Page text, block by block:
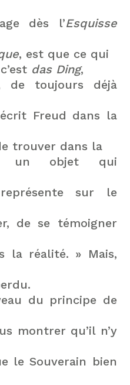
dès l’Esquisse
, est que ce qui
das Ding,
de toujours déjà
Freud dans la
trouver dans la
un objet qui
sur le
de se témoigner
la réalité. » Mais,
du principe de
montrer qu’il n’y
le Souverain bien